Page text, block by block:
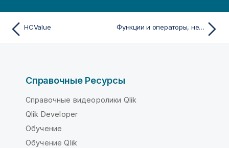
HCValue Функции и операторы, не рекомендуемые в Qlik Sense
Справочные Ресурсы
Справочные видеоролики Qlik
Qlik Developer
Обучение
Обучение Qlik